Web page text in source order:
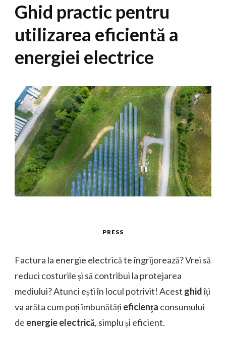
Ghid practic pentru
utilizarea eficientă a
energiei electrice
PRESS
Factura la energie electrică te îngrijorează? Vrei să
reduci costurile și să contribui la protejarea
mediului? Atunci ești în locul potrivit! Acest ghidîți
va arăta cum poți îmbunătăți eficiența consumului
de energie electrică, simplu și eficient.